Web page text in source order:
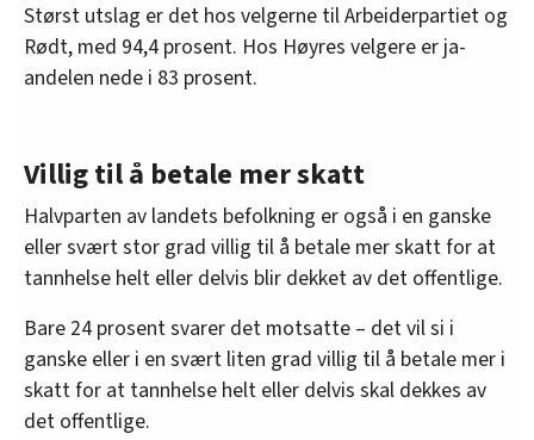
Størst utslag er det hos velgerne til Arbeiderpartiet og
Rødt, med 94,4 prosent. Hos Høyres velgere er ja-
andelen nede i 83 prosent.
Villig til å betale mer skatt
Halvparten av landets befolkning er også i en ganske
eller svært stor grad villig til å betale mer skatt for at
tannhelse helt eller delvis blir dekket av det offentlige.
Bare 24 prosent svarer det motsatte – det vil si i
ganske eller i en svært liten grad villig til å betale mer i
skatt for at tannhelse helt eller delvis skal dekkes av
det offentlige.